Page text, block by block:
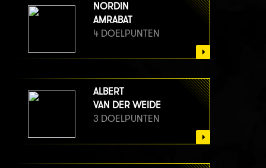
NORDIN
AMRABAT
4 DOELPUNTEN
ALBERT
VAN DER WEIDE
3 DOELPUNTEN